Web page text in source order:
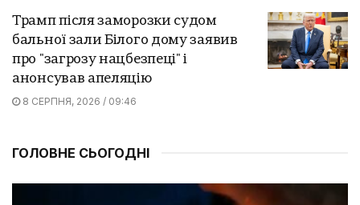
Трамп після заморозки судом
бальної зали Білого дому заявив
про "загрозу нацбезпеці" і
анонсував апеляцію
8 СЕРПНЯ, 2026 / 09:46
ГОЛОВНЕ СЬОГОДНІ